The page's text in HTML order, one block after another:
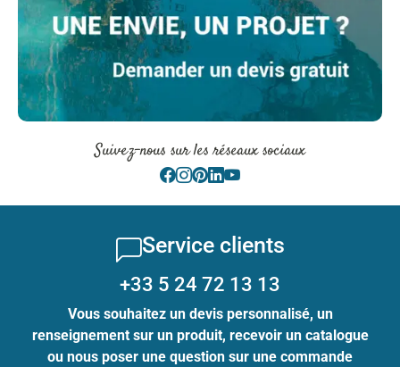
Suivez-nous sur les réseaux sociaux
Service clients
+33 5 24 72 13 13
Vous souhaitez un devis personnalisé, un
renseignement sur un produit, recevoir un catalogue
ou nous poser une question sur une commande